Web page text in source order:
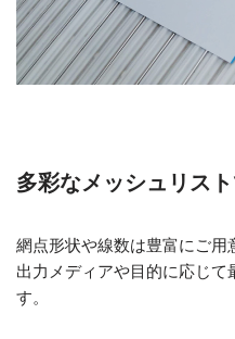
多彩なメッシュリス
網点形状や線数は豊富にご
出力メディアや目的に応じて
す。